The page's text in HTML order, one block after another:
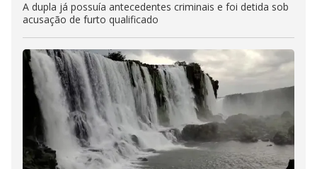
A dupla já possuía antecedentes criminais e foi detida sob
acusação de furto qualificado